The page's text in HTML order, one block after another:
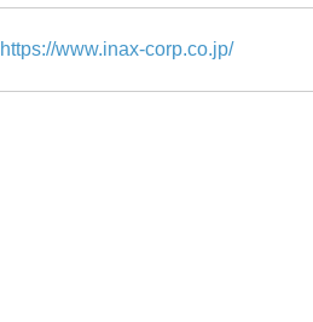
https://www.inax-corp.co.jp/